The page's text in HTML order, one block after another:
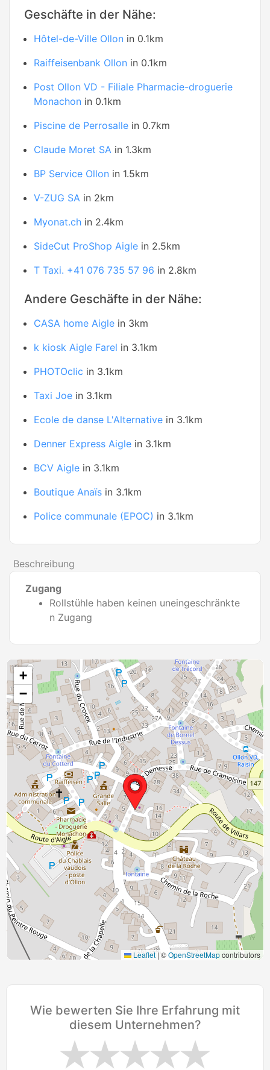
Geschäfte in der Nähe:
Hôtel-de-Ville Ollon in 0.1km
Raiffeisenbank Ollon in 0.1km
Post Ollon VD - Filiale Pharmacie-droguerie
Monachon in 0.1km
Piscine de Perrosalle in 0.7km
Claude Moret SA in 1.3km
BP Service Ollon in 1.5km
V-ZUG SA in 2km
Myonat.ch in 2.4km
SideCut ProShop Aigle in 2.5km
T Taxi. +41 076 735 57 96 in 2.8km
Andere Geschäfte in der Nähe:
CASA home Aigle in 3km
k kiosk Aigle Farel in 3.1km
PHOTOclic in 3.1km
Taxi Joe in 3.1km
Ecole de danse L'Alternative in 3.1km
Denner Express Aigle in 3.1km
BCV Aigle in 3.1km
Boutique Anaïs in 3.1km
Police communale (EPOC) in 3.1km
Beschreibung
Zugang
Rollstühle haben keinen uneingeschränkte
n Zugang
+
−
Leaflet | ©OpenStreetMapcontributors
Wie bewerten Sie Ihre Erfahrung mit
diesem Unternehmen?